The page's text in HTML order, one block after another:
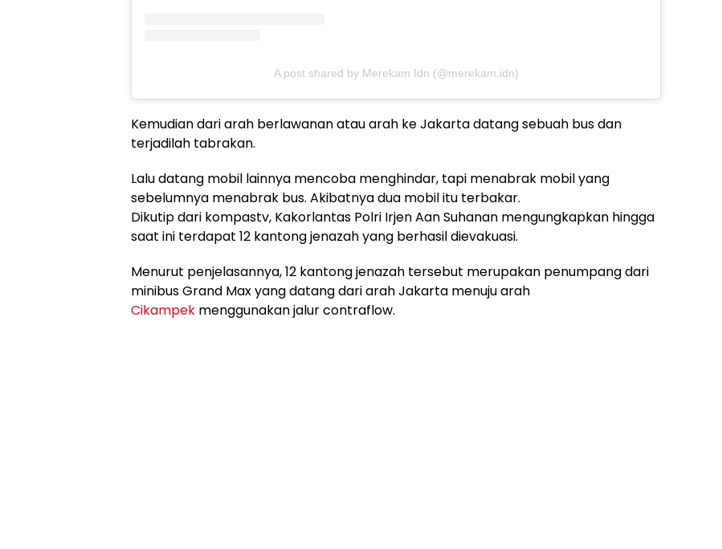
A post shared by Merekam Idn (@merekam.idn)
Kemudian dari arah berlawanan atau arah ke Jakarta datang sebuah bus dan
terjadilah tabrakan.
Lalu datang mobil lainnya mencoba menghindar, tapi menabrak mobil yang
sebelumnya menabrak bus. Akibatnya dua mobil itu terbakar.
Dikutip dari kompastv, Kakorlantas Polri Irjen Aan Suhanan mengungkapkan hingga
saat ini terdapat 12 kantong jenazah yang berhasil dievakuasi.
Menurut penjelasannya, 12 kantong jenazah tersebut merupakan penumpang dari
minibus Grand Max yang datang dari arah Jakarta menuju arah
Cikampek menggunakan jalur contraflow.